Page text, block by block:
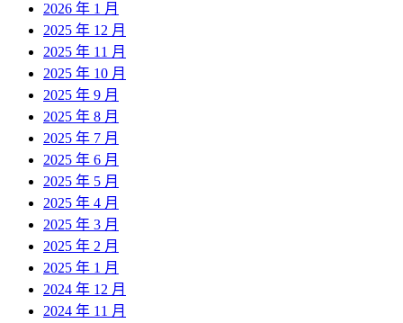
2026 年 1 月
2025 年 12 月
2025 年 11 月
2025 年 10 月
2025 年 9 月
2025 年 8 月
2025 年 7 月
2025 年 6 月
2025 年 5 月
2025 年 4 月
2025 年 3 月
2025 年 2 月
2025 年 1 月
2024 年 12 月
2024 年 11 月